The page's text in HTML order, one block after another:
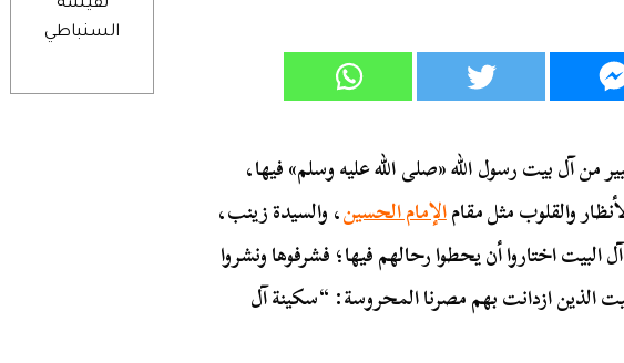
نفيسة
السنباطي
آل بيت رسول الله «صلى الله عليه وسلم» فيها،
والقلوب مثل مقامالإمام الحسين، والسيدة زينب،
البيت اختاروا أن يحطوا رحالهم فيها؛ فشرفوها ونشروا
الذين ازدانت بهم مصرنا المحروسة: “سكينة آل